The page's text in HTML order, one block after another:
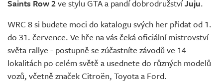
Saints Row 2ve stylu GTA a pandí dobrodružstvíJuju.
WRC 8 si budete moci do katalogu svých her přidat od 1.
do 31. července. Ve hře na vás čeká oficiální mistrovství
světa rallye - postupně se zúčastníte závodů ve 14
lokalitách po celém světě a usednete do různých modelů
vozů, včetně značek Citroën, Toyota a Ford.